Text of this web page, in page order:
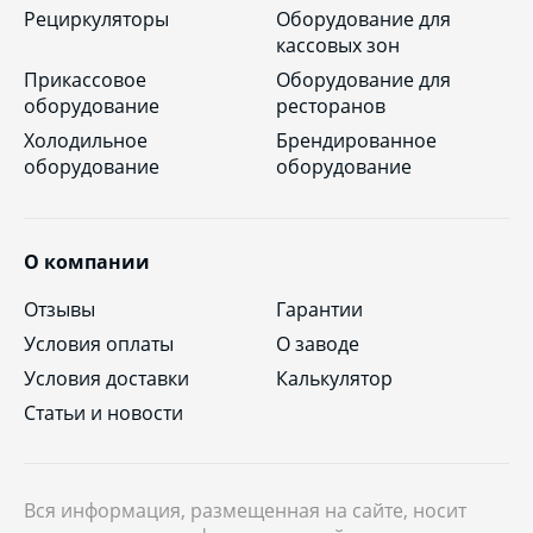
Рециркуляторы
Оборудование для
кассовых зон
Прикассовое
оборудование
Оборудование для
ресторанов
Холодильное
оборудование
Брендированное
оборудование
О компании
Отзывы
Гарантии
Условия оплаты
О заводе
Условия доставки
Калькулятор
Статьи и новости
Вся информация, размещенная на сайте, носит